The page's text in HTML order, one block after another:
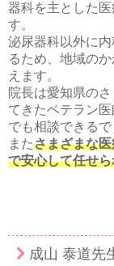
器科を主とした
す。
泌尿器科以外に
るため、地域の
えます。
院長は愛知県の
てきたベテラン
でも相談できるで
またさまざまな
で安心して任せ
成山 泰道先